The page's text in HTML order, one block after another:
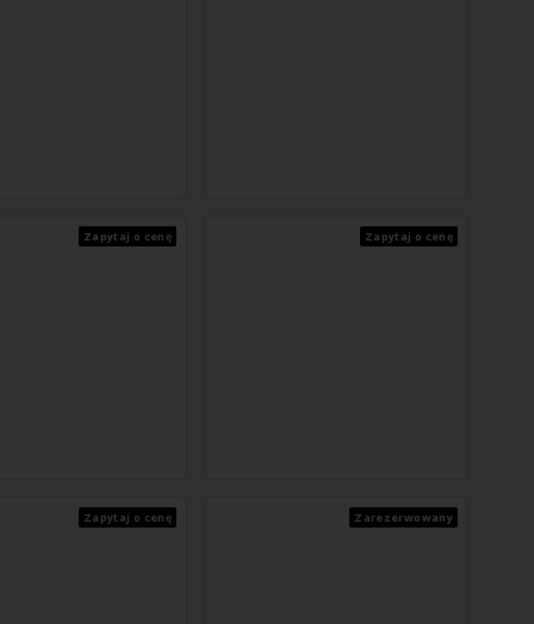
Zapytaj o cenę Zapytaj o cenę
Zapytaj o cenę Zarezerwowany